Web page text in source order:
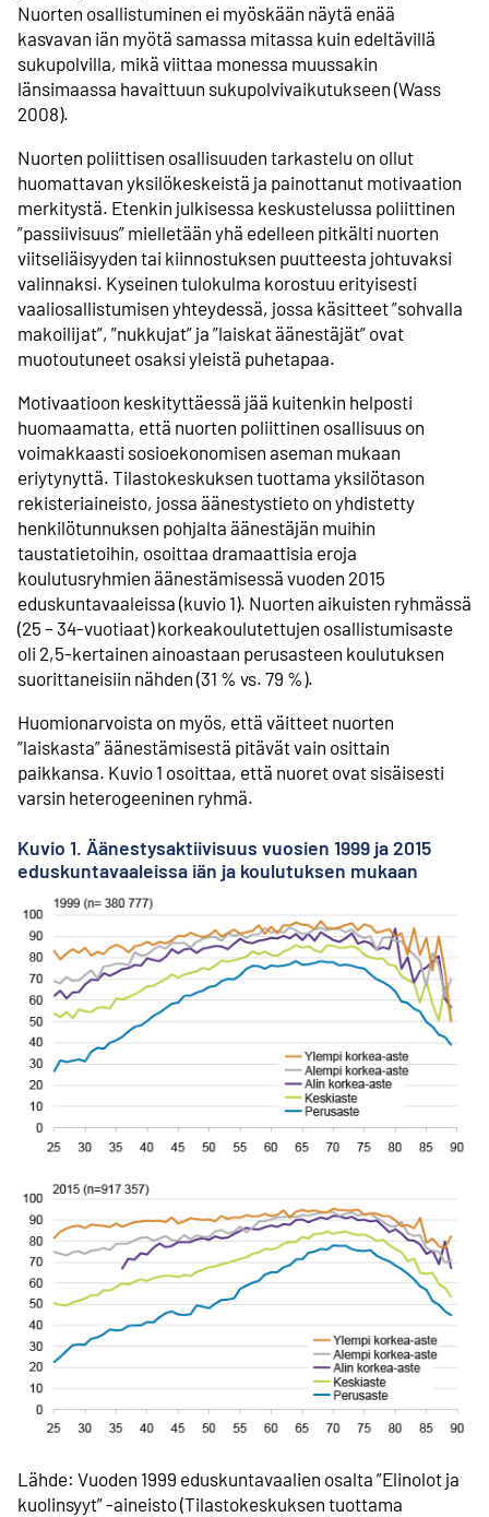
Nuorten osallistuminen ei myöskään näytä enää
kasvavan iän myötä samassa mitassa kuin edeltävillä
sukupolvilla, mikä viittaa monessa muussakin
länsimaassa havaittuun sukupolvivaikutukseen (Wass
2008).
Nuorten poliittisen osallisuuden tarkastelu on ollut
huomattavan yksilökeskeistä ja painottanut motivaation
merkitystä. Etenkin julkisessa keskustelussa poliittinen
”passiivisuus” mielletään yhä edelleen pitkälti nuorten
viitseliäisyyden tai kiinnostuksen puutteesta johtuvaksi
valinnaksi. Kyseinen tulokulma korostuu erityisesti
vaaliosallistumisen yhteydessä, jossa käsitteet ”sohvalla
makoilijat”, ”nukkujat” ja ”laiskat äänestäjät” ovat
muotoutuneet osaksi yleistä puhetapaa.
Motivaatioon keskityttäessä jää kuitenkin helposti
huomaamatta, että nuorten poliittinen osallisuus on
voimakkaasti sosioekonomisen aseman mukaan
eriytynyttä. Tilastokeskuksen tuottama yksilötason
rekisteriaineisto, jossa äänestystieto on yhdistetty
henkilötunnuksen pohjalta äänestäjän muihin
taustatietoihin, osoittaa dramaattisia eroja
koulutusryhmien äänestämisessä vuoden 2015
eduskuntavaaleissa (kuvio 1). Nuorten aikuisten ryhmässä
(25 – 34-vuotiaat) korkeakoulutettujen osallistumisaste
oli 2,5-kertainen ainoastaan perusasteen koulutuksen
suorittaneisiin nähden (31 % vs. 79 %).
Huomionarvoista on myös, että väitteet nuorten
”laiskasta” äänestämisestä pitävät vain osittain
paikkansa. Kuvio 1 osoittaa, että nuoret ovat sisäisesti
varsin heterogeeninen ryhmä.
Kuvio 1. Äänestysaktiivisuus vuosien 1999 ja 2015
eduskuntavaaleissa iän ja koulutuksen mukaan
Lähde: Vuoden 1999 eduskuntavaalien osalta ”Elinolot ja
kuolinsyyt” -aineisto (Tilastokeskuksen tuottama